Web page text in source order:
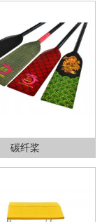
碳纤桨